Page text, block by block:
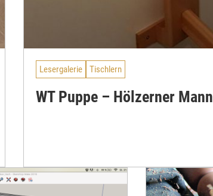
Lesergalerie Tischlern
WT Puppe – Hölzerner Mann